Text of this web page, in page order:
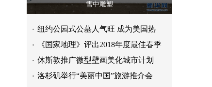
雪中雕塑
纽约公园式公墓人气旺 成为美国热
《国家地理》评出2018年度最佳春季
休斯敦推广微型壁画美化城市计划
洛杉矶举行“美丽中国”旅游推介会